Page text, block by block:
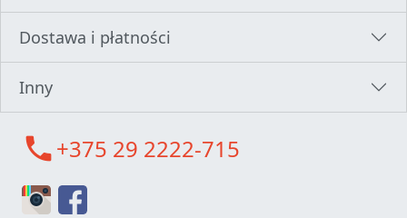
Dostawa i płatności
Inny
call+375 29 2222-715